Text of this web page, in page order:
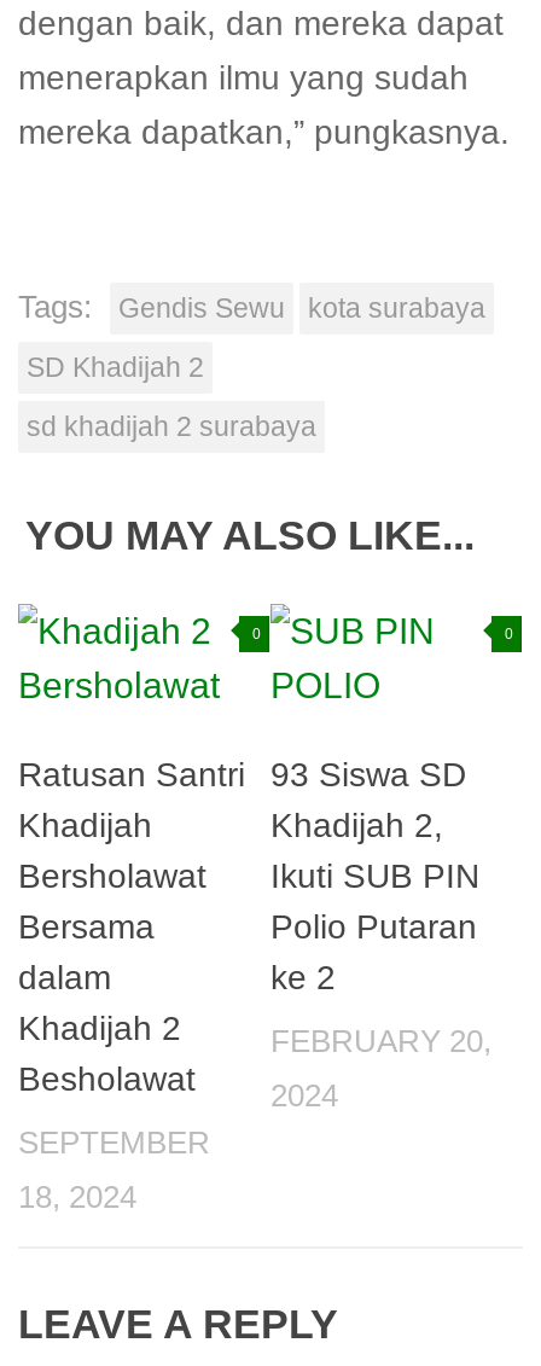
dengan baik, dan mereka dapat
menerapkan ilmu yang sudah
mereka dapatkan,” pungkasnya.
Tags: Gendis Sewu
kota surabaya
SD Khadijah 2
sd khadijah 2 surabaya
YOU MAY ALSO LIKE...
0
Ratusan Santri
Khadijah
Bersholawat
Bersama
dalam
Khadijah 2
Besholawat
SEPTEMBER
18, 2024
0
93 Siswa SD
Khadijah 2,
Ikuti SUB PIN
Polio Putaran
ke 2
FEBRUARY 20,
2024
LEAVE A REPLY